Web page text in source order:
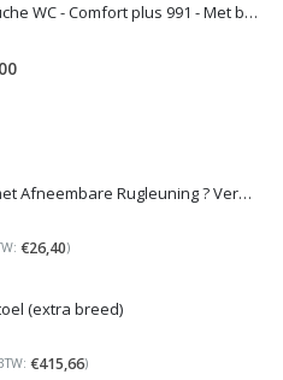
Homecare Douche WC - Comfort plus 991 - Met brilverwarming
Douchestoel met Afneembare Rugleuning ? Verstelbaar Douchekrukje ? Grijs
€26,40)
(extra breed)
5 €415,66)